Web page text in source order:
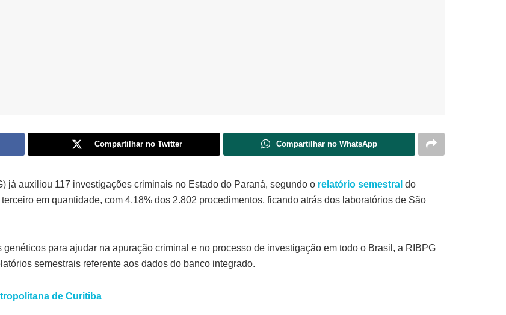
Compartilhar no Twitter Compartilhar no WhatsApp
já auxiliou 117 investigações criminais no Estado do Paraná, segundo o relatório semestral do
em quantidade, com 4,18% dos 2.802 procedimentos, ficando atrás dos laboratórios de São
para ajudar na apuração criminal e no processo de investigação em todo o Brasil, a RIBPG
semestrais referente aos dados do banco integrado.
de Curitiba